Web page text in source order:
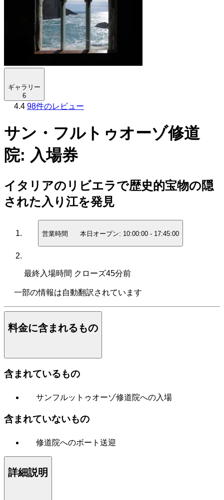
ギャラリー
6
4.4 98件のレビュー
サン・フルトゥオーゾ修道
院: 入場券
イタリアのリビエラで歴史的宝物の隠
された入り江を発見
営業時間 本日オープン: 10:00:00 - 17:45:00
最終入場時間 クローズ45分前
一部の情報は自動翻訳されています
料金に含まれるもの
含まれているもの
サンフルットゥオーゾ修道院への入場
含まれていないもの
修道院へのボート送迎
詳細説明